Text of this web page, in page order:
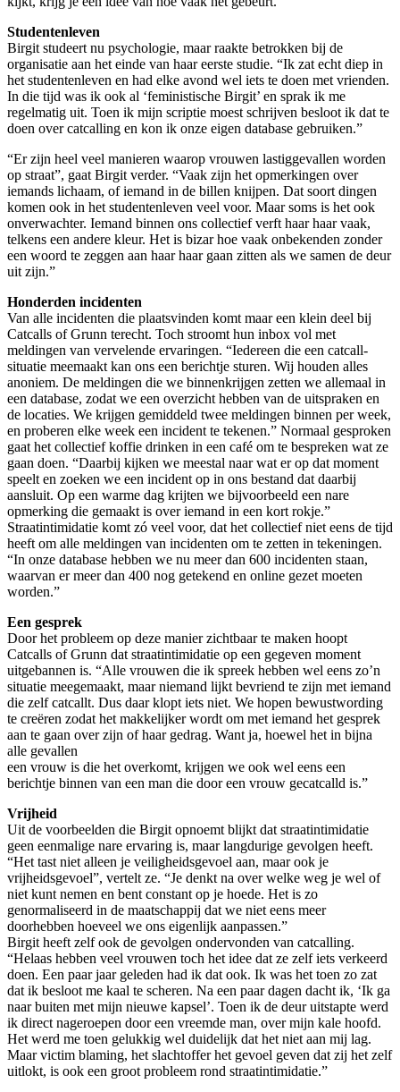
Studentenleven
Birgit studeert nu psychologie, maar raakte betrokken bij de
organisatie aan het einde van haar eerste studie. “Ik zat echt diep in
het studentenleven en had elke avond wel iets te doen met vrienden.
In die tijd was ik ook al ‘feministische Birgit’ en sprak ik me
regelmatig uit. Toen ik mijn scriptie moest schrijven besloot ik dat te
doen over catcalling en kon ik onze eigen database gebruiken.”
“Er zijn heel veel manieren waarop vrouwen lastiggevallen worden
op straat”, gaat Birgit verder. “Vaak zijn het opmerkingen over
iemands lichaam, of iemand in de billen knijpen. Dat soort dingen
komen ook in het studentenleven veel voor. Maar soms is het ook
onverwachter. Iemand binnen ons collectief verft haar haar vaak,
telkens een andere kleur. Het is bizar hoe vaak onbekenden zonder
een woord te zeggen aan haar haar gaan zitten als we samen de deur
uit zijn.”
Honderden incidenten
Van alle incidenten die plaatsvinden komt maar een klein deel bij
Catcalls of Grunn terecht. Toch stroomt hun inbox vol met
meldingen van vervelende ervaringen. “Iedereen die een catcall-
situatie meemaakt kan ons een berichtje sturen. Wij houden alles
anoniem. De meldingen die we binnenkrijgen zetten we allemaal in
een database, zodat we een overzicht hebben van de uitspraken en
de locaties. We krijgen gemiddeld twee meldingen binnen per week,
en proberen elke week een incident te tekenen.” Normaal gesproken
gaat het collectief koffie drinken in een café om te bespreken wat ze
gaan doen. “Daarbij kijken we meestal naar wat er op dat moment
speelt en zoeken we een incident op in ons bestand dat daarbij
aansluit. Op een warme dag krijten we bijvoorbeeld een nare
opmerking die gemaakt is over iemand in een kort rokje.”
Straatintimidatie komt zó veel voor, dat het collectief niet eens de tijd
heeft om alle meldingen van incidenten om te zetten in tekeningen.
“In onze database hebben we nu meer dan 600 incidenten staan,
waarvan er meer dan 400 nog getekend en online gezet moeten
worden.”
Een gesprek
Door het probleem op deze manier zichtbaar te maken hoopt
Catcalls of Grunn dat straatintimidatie op een gegeven moment
uitgebannen is. “Alle vrouwen die ik spreek hebben wel eens zo’n
situatie meegemaakt, maar niemand lijkt bevriend te zijn met iemand
die zelf catcallt. Dus daar klopt iets niet. We hopen bewustwording
te creëren zodat het makkelijker wordt om met iemand het gesprek
aan te gaan over zijn of haar gedrag. Want ja, hoewel het in bijna
alle gevallen
een vrouw is die het overkomt, krijgen we ook wel eens een
berichtje binnen van een man die door een vrouw gecatcalld is.”
Vrijheid
Uit de voorbeelden die Birgit opnoemt blijkt dat straatintimidatie
geen eenmalige nare ervaring is, maar langdurige gevolgen heeft.
“Het tast niet alleen je veiligheidsgevoel aan, maar ook je
vrijheidsgevoel”, vertelt ze. “Je denkt na over welke weg je wel of
niet kunt nemen en bent constant op je hoede. Het is zo
genormaliseerd in de maatschappij dat we niet eens meer
doorhebben hoeveel we ons eigenlijk aanpassen.”
Birgit heeft zelf ook de gevolgen ondervonden van catcalling.
“Helaas hebben veel vrouwen toch het idee dat ze zelf iets verkeerd
doen. Een paar jaar geleden had ik dat ook. Ik was het toen zo zat
dat ik besloot me kaal te scheren. Na een paar dagen dacht ik, ‘Ik ga
naar buiten met mijn nieuwe kapsel’. Toen ik de deur uitstapte werd
ik direct nageroepen door een vreemde man, over mijn kale hoofd.
Het werd me toen gelukkig wel duidelijk dat het niet aan mij lag.
Maar victim blaming, het slachtoffer het gevoel geven dat zij het zelf
uitlokt, is ook een groot probleem rond straatintimidatie.”